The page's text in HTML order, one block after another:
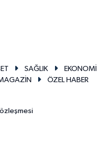
SAĞLIK
EKONOMİ
ÖZEL HABER